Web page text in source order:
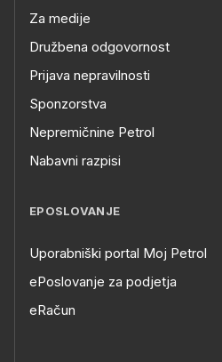
Za medije
Družbena odgovornost
Prijava nepravilnosti
Sponzorstva
Nepremičnine Petrol
Nabavni razpisi
EPOSLOVANJE
Uporabniški portal Moj Petrol
ePoslovanje za podjetja
eRačun